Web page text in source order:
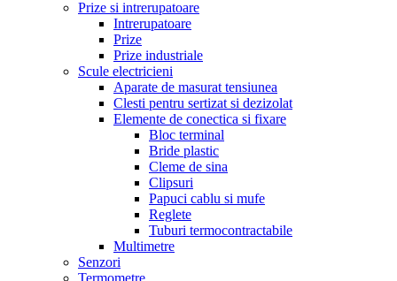
Prize si intrerupatoare
Intrerupatoare
Prize
Prize industriale
Scule electricieni
Aparate de masurat tensiunea
Clesti pentru sertizat si dezizolat
Elemente de conectica si fixare
Bloc terminal
Bride plastic
Cleme de sina
Clipsuri
Papuci cablu si mufe
Reglete
Tuburi termocontractabile
Multimetre
Senzori
Termometre